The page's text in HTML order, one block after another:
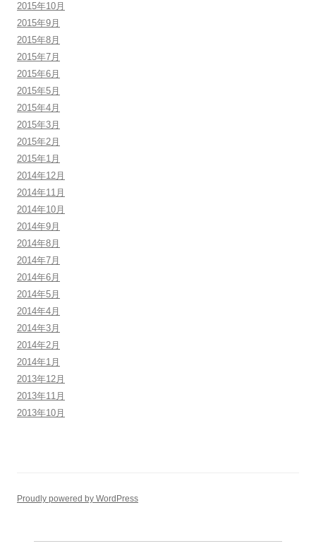
2015年10月
2015年9月
2015年8月
2015年7月
2015年6月
2015年5月
2015年4月
2015年3月
2015年2月
2015年1月
2014年12月
2014年11月
2014年10月
2014年9月
2014年8月
2014年7月
2014年6月
2014年5月
2014年4月
2014年3月
2014年2月
2014年1月
2013年12月
2013年11月
2013年10月
Proudly powered by WordPress